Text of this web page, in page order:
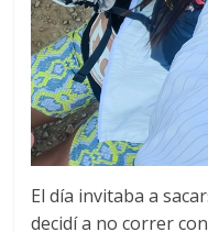
El día invitaba a
decidí a no correr